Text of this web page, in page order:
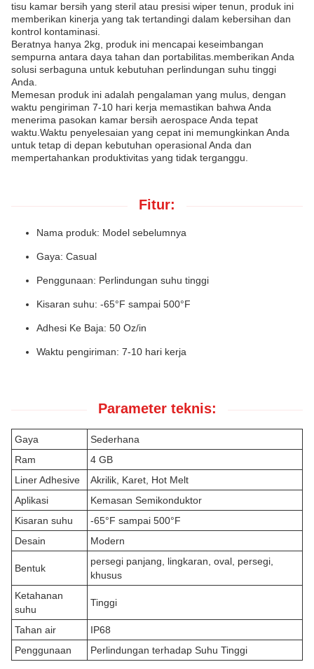
tisu kamar bersih yang steril atau presisi wiper tenun, produk ini
memberikan kinerja yang tak tertandingi dalam kebersihan dan
kontrol kontaminasi.
Beratnya hanya 2kg, produk ini mencapai keseimbangan
sempurna antara daya tahan dan portabilitas.memberikan Anda
solusi serbaguna untuk kebutuhan perlindungan suhu tinggi
Anda.
Memesan produk ini adalah pengalaman yang mulus, dengan
waktu pengiriman 7-10 hari kerja memastikan bahwa Anda
menerima pasokan kamar bersih aerospace Anda tepat
waktu.Waktu penyelesaian yang cepat ini memungkinkan Anda
untuk tetap di depan kebutuhan operasional Anda dan
mempertahankan produktivitas yang tidak terganggu.
Fitur:
Nama produk: Model sebelumnya
Gaya: Casual
Penggunaan: Perlindungan suhu tinggi
Kisaran suhu: -65°F sampai 500°F
Adhesi Ke Baja: 50 Oz/in
Waktu pengiriman: 7-10 hari kerja
Parameter teknis:
Gaya
Sederhana
Ram
4 GB
Liner Adhesive
Akrilik, Karet, Hot Melt
Aplikasi
Kemasan Semikonduktor
Kisaran suhu
-65°F sampai 500°F
Desain
Modern
Bentuk
persegi panjang, lingkaran, oval, persegi,
khusus
Ketahanan
suhu
Tinggi
Tahan air
IP68
Penggunaan
Perlindungan terhadap Suhu Tinggi